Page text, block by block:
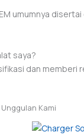
umumnya
saya?
dan memberi
Kami